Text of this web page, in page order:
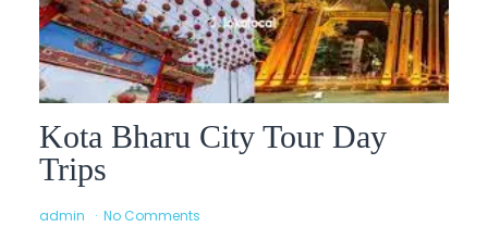
Kota Bharu City Tour Day
Trips
admin No Comments